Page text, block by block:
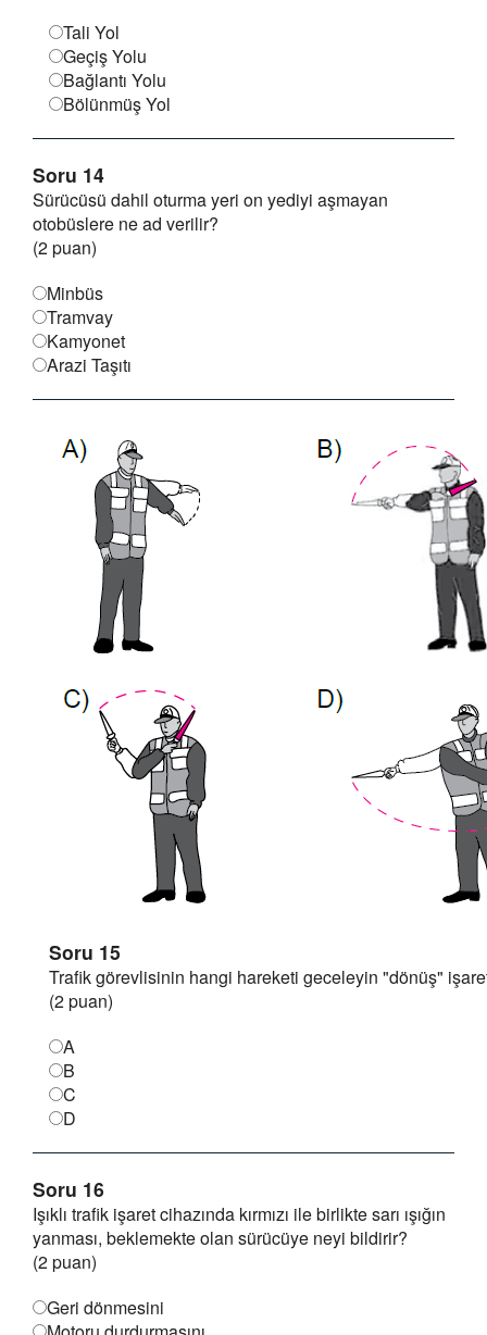
Tali Yol
Geçiş Yolu
Bağlantı Yolu
Bölünmüş Yol
Soru 14
Sürücüsü dahil oturma yeri on yediyi aşmayan
otobüslere ne ad verilir?
(2 puan)
Minbüs
Tramvay
Kamyonet
Arazi Taşıtı
Soru 15
Trafik görevlisinin hangi hareketi geceleyin "dönüş"
(2 puan)
A
B
C
D
Soru 16
Işıklı trafik işaret cihazında kırmızı ile birlikte sarı ışığın
yanması, beklemekte olan sürücüye neyi bildirir?
(2 puan)
Geri dönmesini